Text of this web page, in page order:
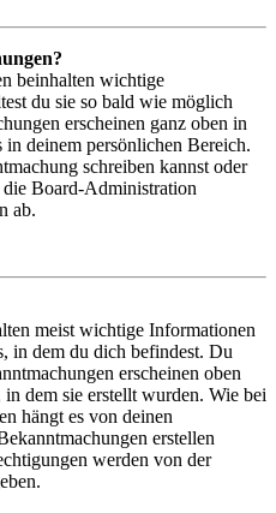
beinhalten wichtige
du sie so bald wie möglich
erscheinen ganz oben in
deinem persönlichen Bereich.
schreiben kannst oder
Board-Administration
ab.
meist wichtige Informationen
in dem du dich befindest. Du
erscheinen oben
dem sie erstellt wurden. Wie bei
hängt es von deinen
erstellen
werden von der